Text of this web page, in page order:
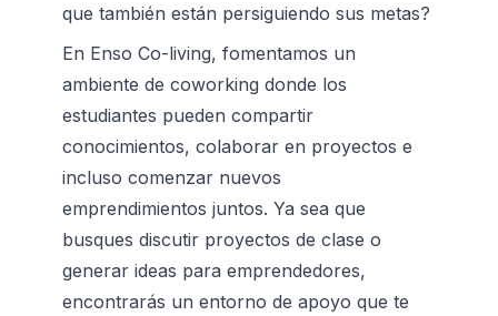
que también están persiguiendo sus metas?
En Enso Co-living, fomentamos un
ambiente de coworking donde los
estudiantes pueden compartir
conocimientos, colaborar en proyectos e
incluso comenzar nuevos
emprendimientos juntos. Ya sea que
busques discutir proyectos de clase o
generar ideas para emprendedores,
encontrarás un entorno de apoyo que te